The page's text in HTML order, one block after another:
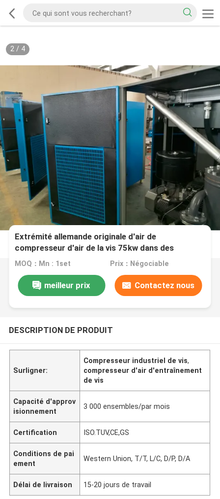
2/ 4
Extrémité allemande originale d'air de
compresseur d'air de la vis 75kw dans des
certificats de TUV, 5 ans de garantie
MOQ：Mn : 1set Prix：Négociable
meilleur prix Contactez nous
DESCRIPTION DE PRODUIT
Surligner:
Compresseur industriel de vis,
compresseur d'air d'entraînement
de vis
Capacité d'approv
isionnement
3 000 ensembles/par mois
Certification ISO.TUV,CE,GS
Conditions de pai
ement
Western Union, T/T, L/C, D/P, D/A
Délai de livraison 15-20 jours de travail